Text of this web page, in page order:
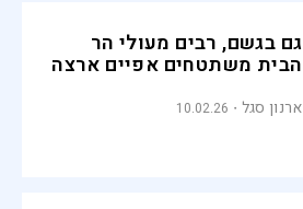
גם בגשם, רבים מעולי הר
הבית משתטחים אפיים ארצה
ארנון סגל 10.02.26